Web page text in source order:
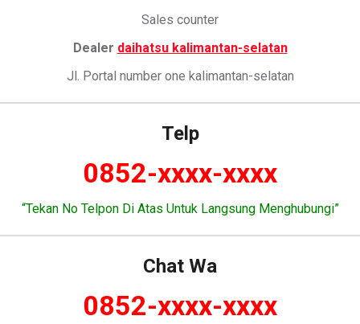
Sales counter
Dealer daihatsu kalimantan-selatan
Jl. Portal number one kalimantan-selatan
Telp
0852-xxxx-xxxx
“Tekan No Telpon Di Atas Untuk Langsung Menghubungi”
Chat Wa
0852-xxxx-xxxx